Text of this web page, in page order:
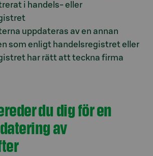
i handels- eller
uppdateras av en annan
som enligt handelsregistret eller
har rätt att teckna firma
du dig för en
av